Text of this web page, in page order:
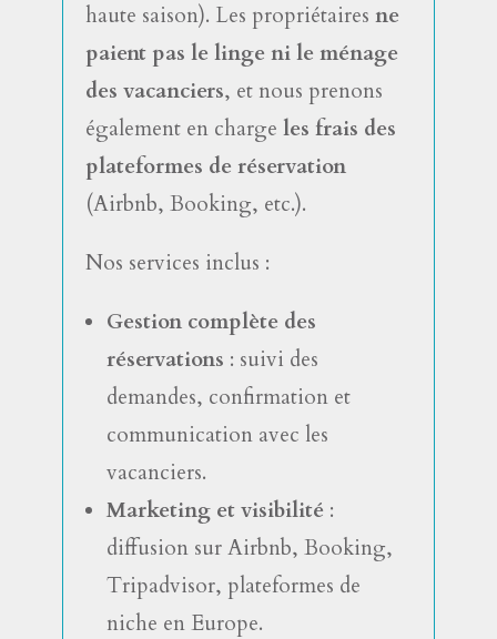
haute saison). Les propriétairesne
paient pas le linge ni le ménage
des vacanciers, et nous prenons
également en chargeles frais des
plateformes de réservation
(Airbnb, Booking, etc.).
Nos services inclus :
Gestion complète des
réservations : suivi des
demandes, confirmation et
communication avec les
vacanciers.
Marketing et visibilité :
diffusion sur Airbnb, Booking,
Tripadvisor, plateformes de
niche en Europe.